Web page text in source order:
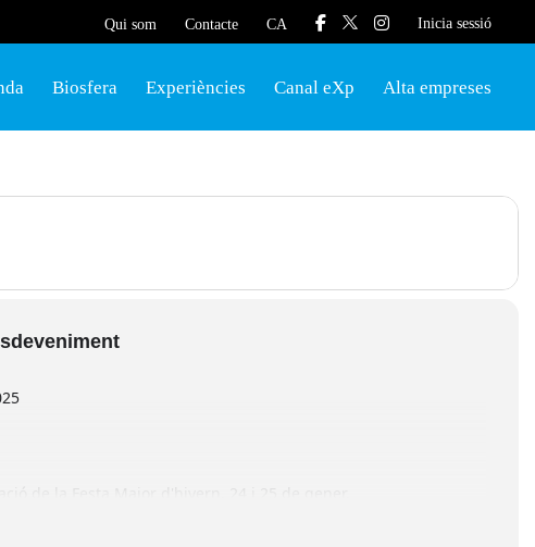
Qui som Contacte CA Inicia sessió
Biosfera Experiències Canal eXp Alta empreses